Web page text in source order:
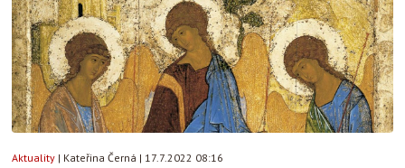
Aktuality | Kateřina Černá | 17.7.2022 08:16